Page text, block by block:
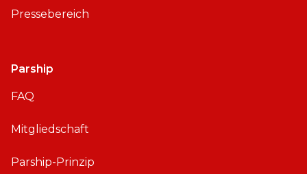
Pressebereich
Parship
FAQ
Mitgliedschaft
Parship-Prinzip